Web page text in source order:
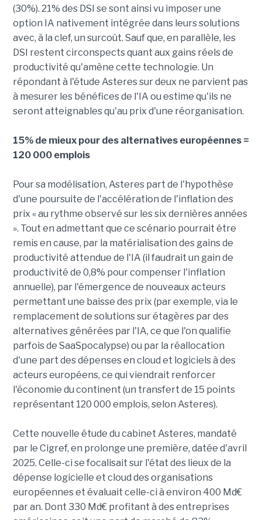
(30%). 21% des DSI se sont ainsi vu imposer une
option IA nativement intégrée dans leurs solutions
avec, à la clef, un surcoût. Sauf que, en parallèle, les
DSI restent circonspects quant aux gains réels de
productivité qu'amène cette technologie. Un
répondant à l'étude Asteres sur deux ne parvient pas
à mesurer les bénéfices de l'IA ou estime qu'ils ne
seront atteignables qu'au prix d'une réorganisation.
15% de mieux pour des alternatives européennes =
120 000 emplois
Pour sa modélisation, Asteres part de l'hypothèse
d'une poursuite de l'accélération de l'inflation des
prix « au rythme observé sur les six dernières années
». Tout en admettant que ce scénario pourrait être
remis en cause, par la matérialisation des gains de
productivité attendue de l'IA (il faudrait un gain de
productivité de 0,8% pour compenser l'inflation
annuelle), par l'émergence de nouveaux acteurs
permettant une baisse des prix (par exemple, via le
remplacement de solutions sur étagères par des
alternatives générées par l'IA, ce que l'on qualifie
parfois de SaaSpocalypse) ou par la réallocation
d'une part des dépenses en cloud et logiciels à des
acteurs européens, ce qui viendrait renforcer
l'économie du continent (un transfert de 15 points
représentant 120 000 emplois, selon Asteres).
Cette nouvelle étude du cabinet Asteres, mandaté
par le Cigref, en prolonge une première, datée d'avril
2025. Celle-ci se focalisait sur l'état des lieux de la
dépense logicielle et cloud des organisations
européennes et évaluait celle-ci à environ 400 Md€
par an. Dont 330 Md€ profitant à des entreprises